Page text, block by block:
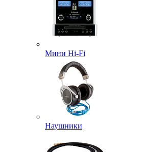
Мини Hi-Fi
Наушники